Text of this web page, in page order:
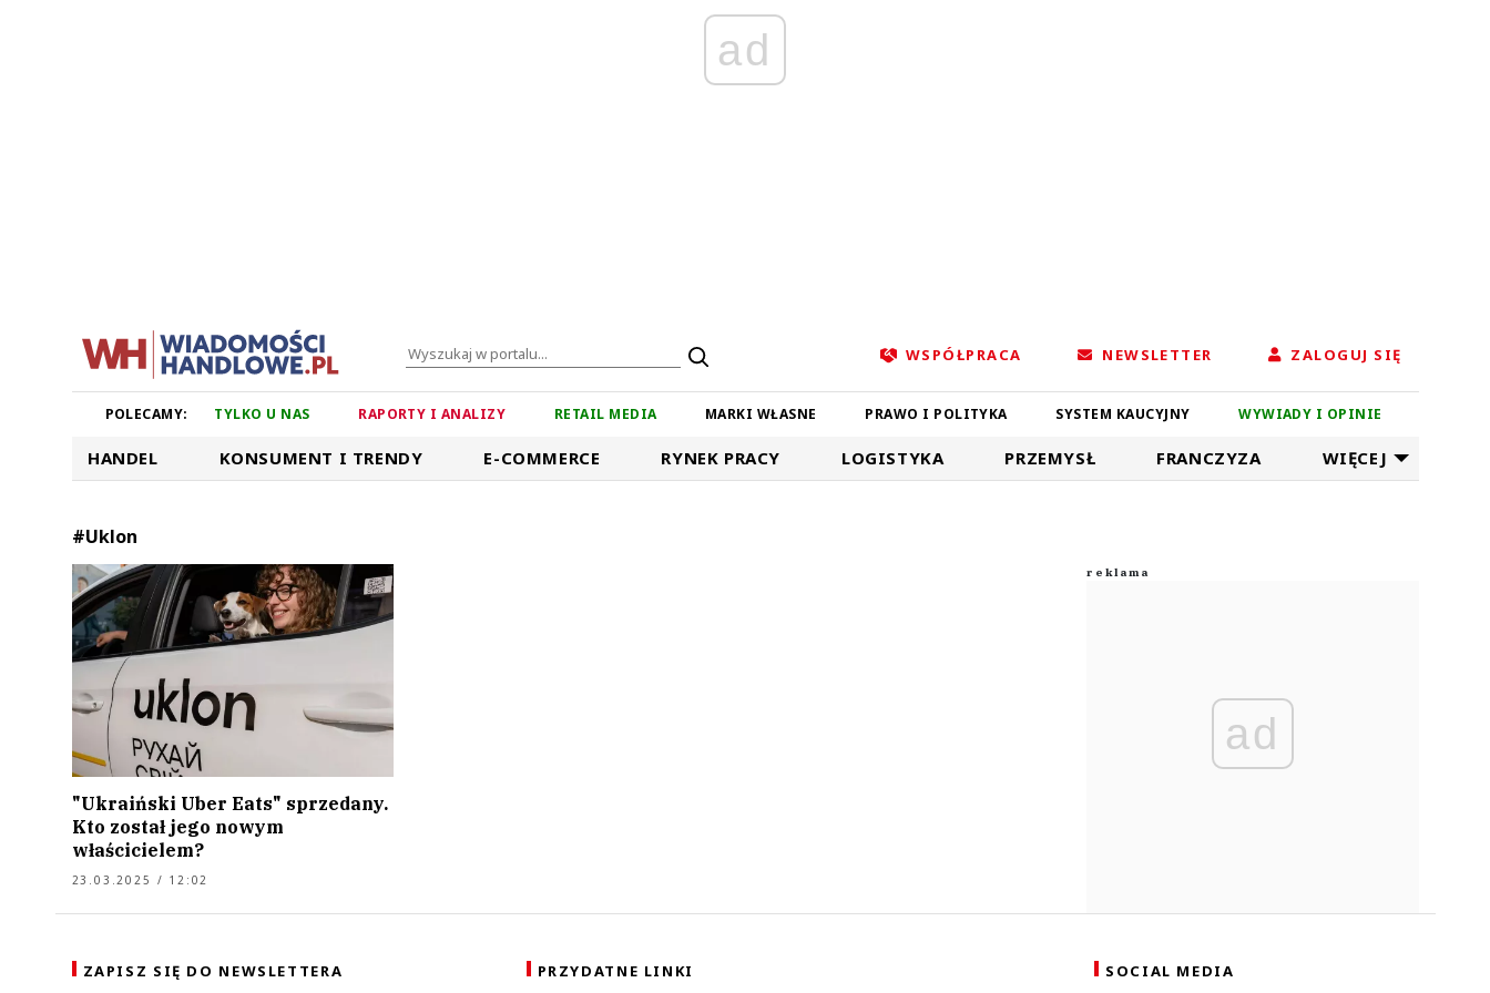
ad
WSPÓŁPRACA NEWSLETTER ZALOGUJ SIĘ
POLECAMY: TYLKO U NAS RAPORTY I ANALIZY RETAIL MEDIA MARKI WŁASNE PRAWO I POLITYKA SYSTEM KAUCYJNY WYWIADY I OPINIE
HANDEL KONSUMENT I TRENDY E-COMMERCE RYNEK PRACY LOGISTYKA PRZEMYSŁ FRANCZYZA WIĘCEJ
#Uklon
"Ukraiński Uber Eats" sprzedany.
Kto został jego nowym
właścicielem?
23.03.2025 / 12:02
ad
ZAPISZ SIĘ DO NEWSLETTERA PRZYDATNE LINKI SOCIAL MEDIA